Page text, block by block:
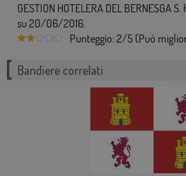
GESTION HOTELERA DEL BERNESGA
su 20/06/2016.
Punteggio: 2/5 (Può
Bandiere correlati